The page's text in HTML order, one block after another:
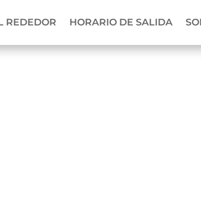
REDEDOR HORARIO DE SALIDA